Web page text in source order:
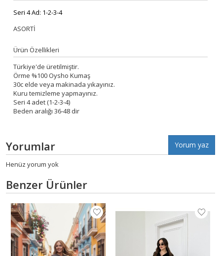
Seri 4 Ad: 1-2-3-4
ASORTİ
Ürün Özellikleri
Türkiye'de üretilmiştir.
Örme %100 Oysho Kumaş
30c elde veya makinada yıkayınız.
Kuru temizleme yapmayınız.
Seri 4 adet (1-2-3-4)
Beden aralığı 36-48 dir
Yorumlar Yorum yaz
Henüz yorum yok
Benzer Ürünler